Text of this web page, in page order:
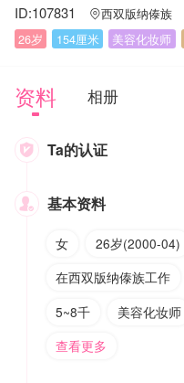
ID:107831 西双版纳傣族
26岁
154厘米 美容化妆师
资料 相册
 Ta的认证
 基本资料
女 26岁(2000-04)
在西双版纳傣族工作
5~8千
美容化妆师
查看更多